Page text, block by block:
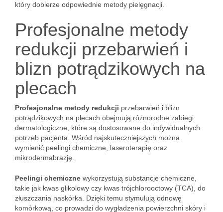
który dobierze odpowiednie metody pielęgnacji.
Profesjonalne metody
redukcji przebarwień i
blizn potrądzikowych na
plecach
Profesjonalne metody redukcji przebarwień i blizn
potrądzikowych na plecach obejmują różnorodne zabiegi
dermatologiczne, które są dostosowane do indywidualnych
potrzeb pacjenta. Wśród najskuteczniejszych można
wymienić peelingi chemiczne, laseroterapię oraz
mikrodermabrazję.
Peelingi chemiczne wykorzystują substancje chemiczne,
takie jak kwas glikolowy czy kwas trójchlorooctowy (TCA), do
złuszczania naskórka. Dzięki temu stymulują odnowę
komórkową, co prowadzi do wygładzenia powierzchni skóry i